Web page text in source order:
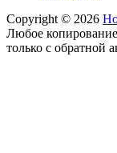
Copyright © 2026
Любое копирование
только с обратной